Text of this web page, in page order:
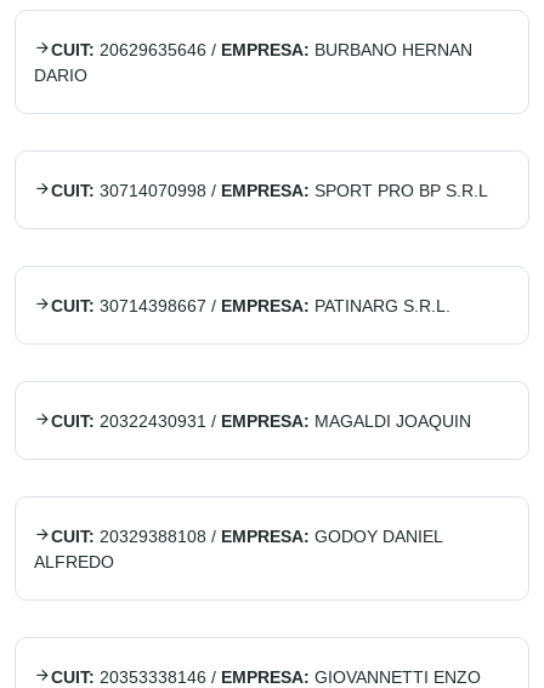
CUIT: 20629635646 / EMPRESA: BURBANO HERNAN
DARIO
CUIT: 30714070998 / EMPRESA: SPORT PRO BP S.R.L
CUIT: 30714398667 / EMPRESA: PATINARG S.R.L.
CUIT: 20322430931 / EMPRESA: MAGALDI JOAQUIN
CUIT: 20329388108 / EMPRESA: GODOY DANIEL
ALFREDO
CUIT: 20353338146 / EMPRESA: GIOVANNETTI ENZO